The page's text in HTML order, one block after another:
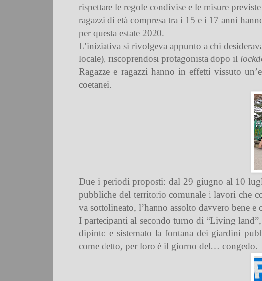
rispettare le regole condivise e le misure
ragazzi di età compresa tra i 15 e i 17 anni
per questa estate 2020.
L’iniziativa si rivolgeva appunto a chi
locale), riscoprendosi protagonista dopo il
Ragazze e ragazzi hanno in effetti vissuto
coetanei.
Due i periodi proposti: dal 29 giugno al 10
pubbliche del territorio comunale i lavori che
va sottolineato, l’hanno assolto davvero bene
I partecipanti al secondo turno di “Living
dipinto e sistemato la fontana dei giardini
come detto, per loro è il giorno del… congedo.